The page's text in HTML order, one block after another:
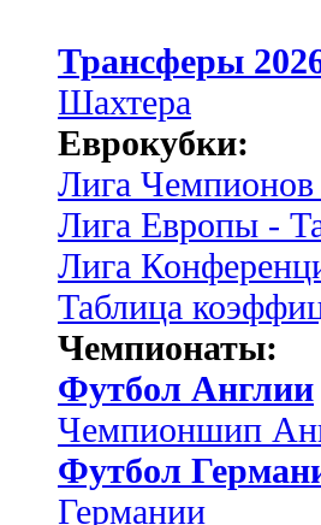
Трансферы
Шахтера
Еврокубки:
Лига Чемпионов
Лига Европы -
Лига
Таблица
Чемпионаты:
Футбол Англии
Чемпионшип
Футбол
Германии